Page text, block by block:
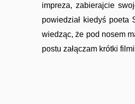
impreza, zabierajcie
powiedział kiedyś poeta
wiedząc, że pod nosem
postu załączam krótki